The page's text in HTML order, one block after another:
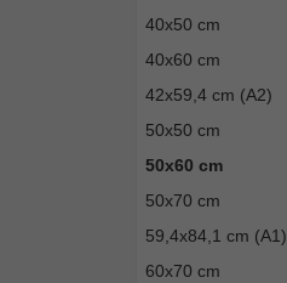
40x50 cm
40x60 cm
42x59,4 cm (A2)
50x50 cm
50x60 cm
50x70 cm
59,4x84,1 cm (A1)
60x70 cm